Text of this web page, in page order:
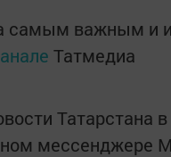
самым важным и
Татмедиа
Татарстана в
мессенджере